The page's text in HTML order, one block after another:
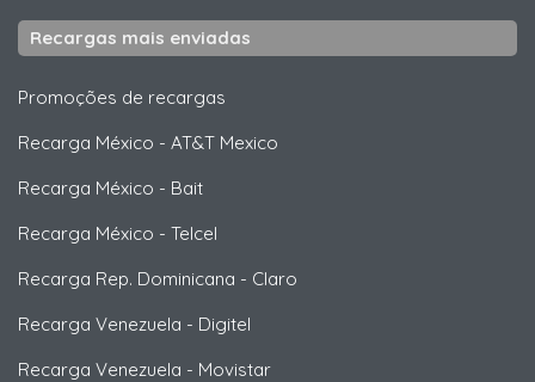
Recargas mais enviadas
Promoções de recargas
Recarga México - AT&T Mexico
Recarga México - Bait
Recarga México - Telcel
Recarga Rep. Dominicana - Claro
Recarga Venezuela - Digitel
Recarga Venezuela - Movistar